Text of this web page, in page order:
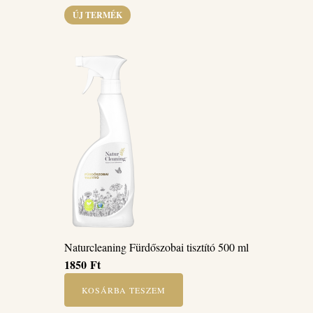
ÚJ TERMÉK
Naturcleaning Fürdőszobai tisztító 500 ml
1850 Ft
KOSÁRBA TESZEM